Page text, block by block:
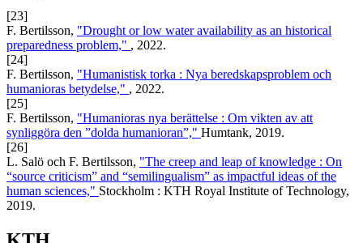
[23]
F. Bertilsson, "Drought or low water availability as an historical
preparedness problem," , 2022.
[24]
F. Bertilsson, "Humanistisk torka : Nya beredskapsproblem och
humanioras betydelse," , 2022.
[25]
F. Bertilsson, "Humanioras nya berättelse : Om vikten av att
synliggöra den ”dolda humanioran”," Humtank, 2019.
[26]
L. Salö och F. Bertilsson, "The creep and leap of knowledge : On
“source criticism” and “semilingualism” as impactful ideas of the
human sciences," Stockholm : KTH Royal Institute of Technology,
2019.